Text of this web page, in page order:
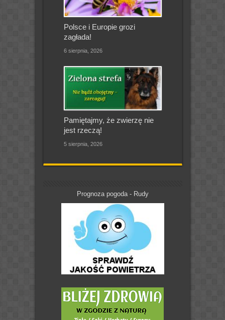
Polsce i Europie grozi
zagłada!
6 sierpnia, 2026
Pamiętajmy, że zwierzę nie
jest rzeczą!
5 sierpnia, 2026
Prognoza pogoda - Rudy